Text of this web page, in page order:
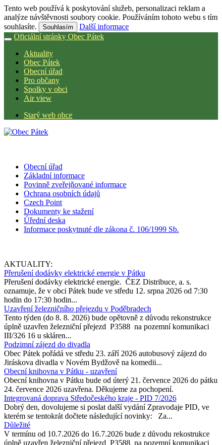
Tento web používá k poskytování služeb, personalizaci reklam a
analýze návštěvnosti soubory cookie. Používáním tohoto webu s tím
souhlasíte.
Souhlasím
Další informace
Oficiální stránky Obec Pátek
Aktuality
Obec Pátek
Obecní úřad
Pro občany
Spolky v obci
Air view
Starý web obce
Obecní úřad
Základní informace
Povinně zveřejňované informace
Ochrana osobních údajů
Czech Point
Dokumenty ke stažení
Úřední deska
Informace poskytnuté dle zákona č. 106/1999 Sb.
AKTUALITY:
Přerušení dodávky elektrické energie v Pátku
Přerušení dodávky elektrické energie. ČEZ Distribuce, a. s.
oznamuje, že v obci Pátek bude ve středu 12. srpna 2026 od 7:30
hodin do 17:30 hodin...
Uzavření železničního přejezdu v Poděbradech
Tento týden (do 8. 8. 2026) bude opětovně z důvodu rekonstrukce
úplně uzavřen železniční přejezd P3588 na pozemní komunikaci
III/326 16 u skláren...
Podzimní zájezd do divadla
Obec Pátek pořádá ve středu 23. září 2026 autobusový zájezd do
Jiráskova divadla v Novém Bydžově na komedii...
Obecní knihovna v Pátku - uzavření
Obecní knihovna v Pátku bude od úterý 21. července 2026 do pátku
24. července 2026 uzavřena. Děkujeme za pochopení.
Integrovaná doprava Středočeského kraje - PID 7/2026
Dobrý den, dovolujeme si poslat další vydání Zpravodaje PID, ve
kterém se tentokrát dočtete následující novinky: Za...
Důležité
V termínu od 10.7.2026 do 16.7.2026 bude z důvodu rekostrukce
úplně uzavřen železniční přejezd P3588 na pozemní komunikaci